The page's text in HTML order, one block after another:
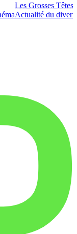
Les Grosses Têtes
Actualité du